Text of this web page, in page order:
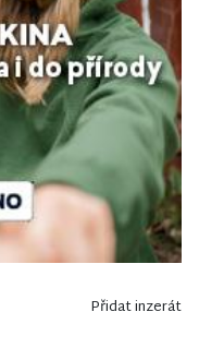
Přidat inzerát